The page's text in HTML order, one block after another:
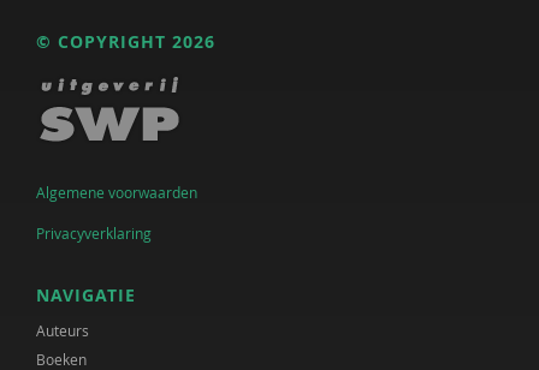
© COPYRIGHT 2026
Algemene voorwaarden
Privacyverklaring
NAVIGATIE
Auteurs
Boeken